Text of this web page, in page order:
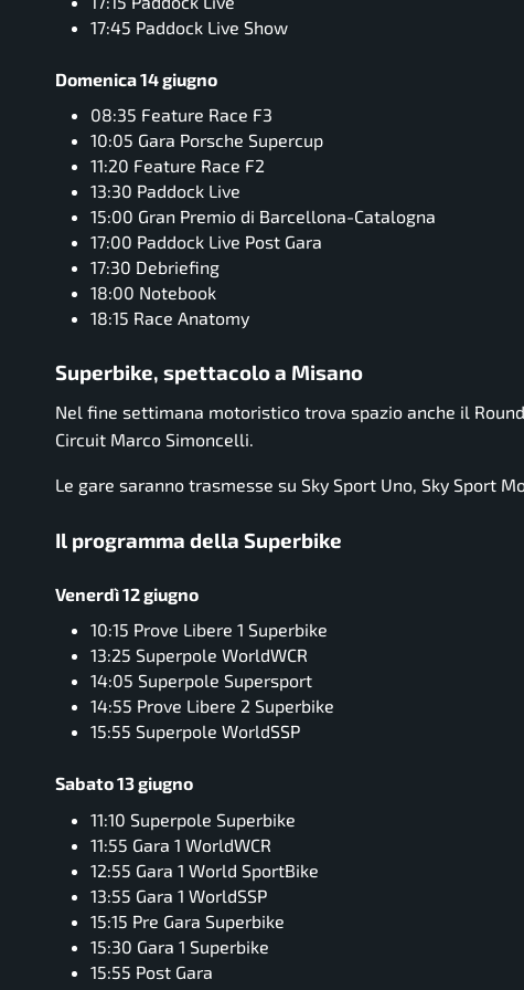
17:45 Paddock Live Show
Domenica 14 giugno
08:35 Feature Race F3
10:05 Gara Porsche Supercup
11:20 Feature Race F2
13:30 Paddock Live
15:00 Gran Premio di Barcellona-Catalogna
17:00 Paddock Live Post Gara
17:30 Debriefing
18:00 Notebook
18:15 Race Anatomy
Superbike, spettacolo a Misano
Nel fine settimana motoristico trova spazio anche il
Circuit Marco Simoncelli.
Le gare saranno trasmesse su Sky Sport Uno, Sky Sport
Il programma della Superbike
Venerdì 12 giugno
10:15 Prove Libere 1 Superbike
13:25 Superpole WorldWCR
14:05 Superpole Supersport
14:55 Prove Libere 2 Superbike
15:55 Superpole WorldSSP
Sabato 13 giugno
11:10 Superpole Superbike
11:55 Gara 1 WorldWCR
12:55 Gara 1 World SportBike
13:55 Gara 1 WorldSSP
15:15 Pre Gara Superbike
15:30 Gara 1 Superbike
15:55 Post Gara